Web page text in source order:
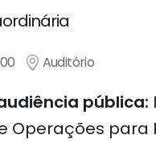
Auditório
pública:
Operações